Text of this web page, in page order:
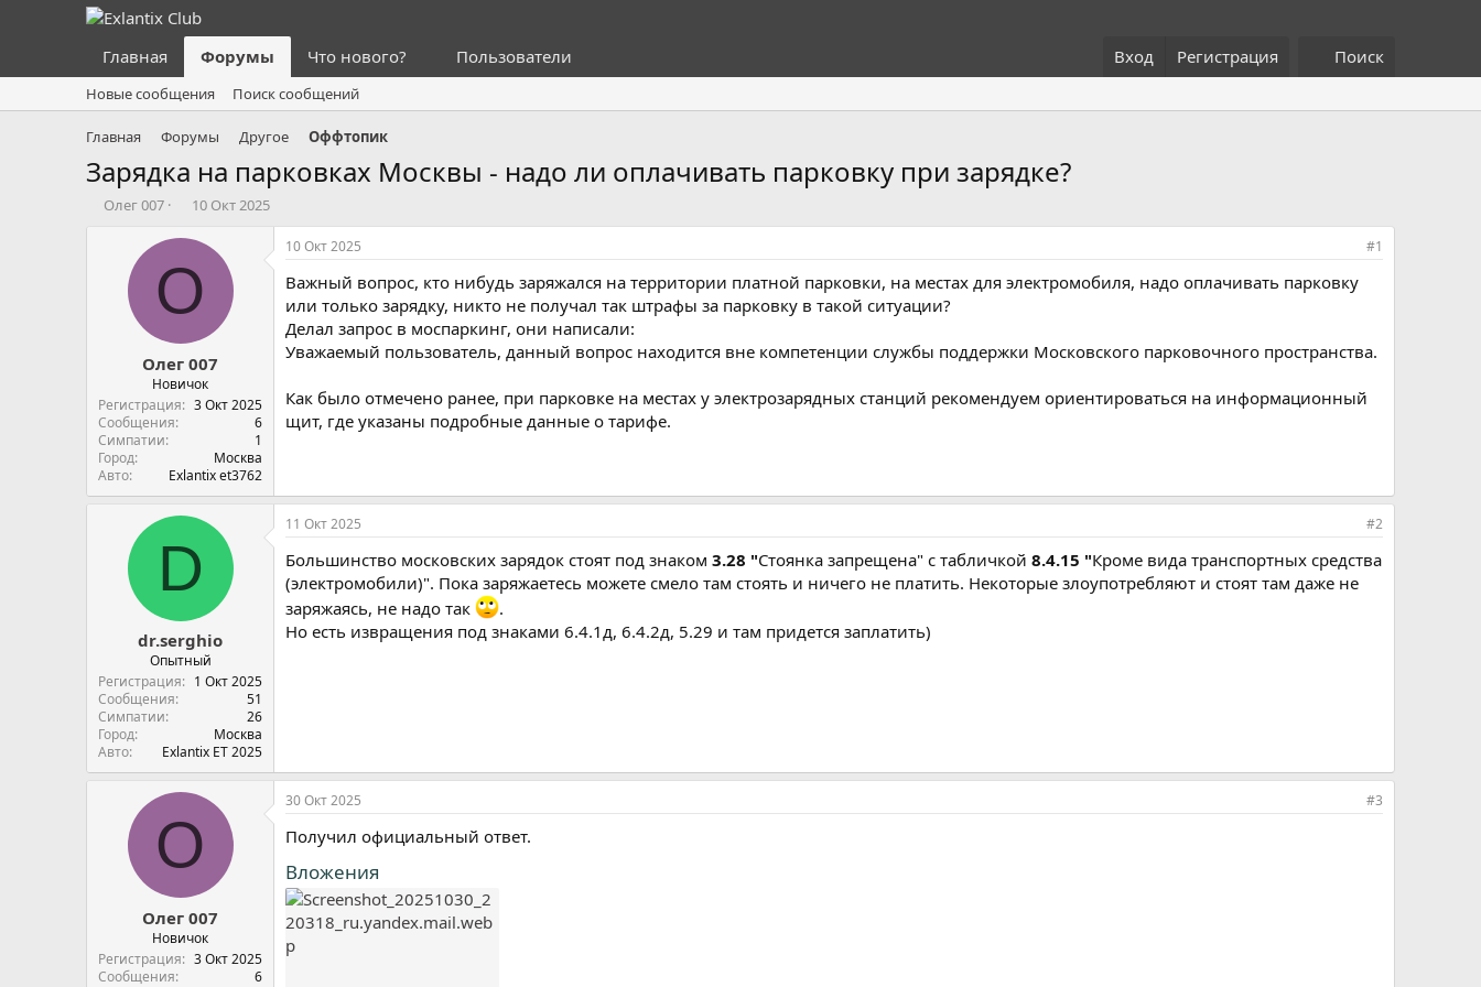
Главная Форумы Что нового? Пользователи Вход Регистрация Поиск
Новые сообщения Поиск сообщений
Главная Форумы Другое Оффтопик
Зарядка на парковках Москвы - надо ли оплачивать парковку при зарядке?
А
Олег 007
Д
т
н
а
а
л
а
10 Окт 2025
О
Олег 007
Новичок
Регистрация
3 Окт 2025
Сообщения
6
Симпатии
1
Город
Москва
Авто
Exlantix et3762
10 Окт 2025 #1
Важный вопрос, кто нибудь заряжался на территории платной парковки, на местах для электромобиля, надо оплачивать парковку
или только зарядку, никто не получал так штрафы за парковку в такой ситуации?
Делал запрос в моспаркинг, они написали:
Уважаемый пользователь, данный вопрос находится вне компетенции службы поддержки Московского парковочного пространства.
Как было отмечено ранее, при парковке на местах у электрозарядных станций рекомендуем ориентироваться на информационный
щит, где указаны подробные данные о тарифе.
D
dr.serghio
Опытный
Регистрация
1 Окт 2025
Сообщения
51
Симпатии
26
Город
Москва
Авто
Exlantix ET 2025
11 Окт 2025 #2
Большинство московских зарядок стоят под знаком 3.28 "Стоянка запрещена" с табличкой 8.4.15 "Кроме вида транспортных средства
(электромобили)". Пока заряжаетесь можете смело там стоять и ничего не платить. Некоторые злоупотребляют и стоят там даже не
заряжаясь, не надо так
.
Но есть извращения под знаками 6.4.1д, 6.4.2д, 5.29 и там придется заплатить)
О
Олег 007
Новичок
Регистрация
3 Окт 2025
Сообщения
6
30 Окт 2025 #3
Получил официальный ответ.
Вложения